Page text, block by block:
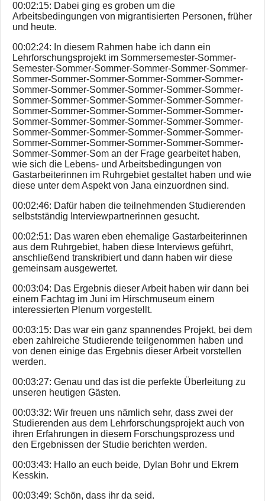
00:02:15: Dabei ging es groben um die
Arbeitsbedingungen von migrantisierten Personen, früher
und heute.
00:02:24: In diesem Rahmen habe ich dann ein
Lehrforschungsprojekt im Sommersemester-Sommer-
Semester-Sommer-Sommer-Sommer-Sommer-Sommer-
Sommer-Sommer-Sommer-Sommer-Sommer-Sommer-
Sommer-Sommer-Sommer-Sommer-Sommer-Sommer-
Sommer-Sommer-Sommer-Sommer-Sommer-Sommer-
Sommer-Sommer-Sommer-Sommer-Sommer-Sommer-
Sommer-Sommer-Sommer-Sommer-Sommer-Sommer-
Sommer-Sommer-Sommer-Sommer-Sommer-Sommer-
Sommer-Sommer-Sommer-Sommer-Sommer-Sommer-
Sommer-Sommer-Som an der Frage gearbeitet haben,
wie sich die Lebens- und Arbeitsbedingungen von
Gastarbeiterinnen im Ruhrgebiet gestaltet haben und wie
diese unter dem Aspekt von Jana einzuordnen sind.
00:02:46: Dafür haben die teilnehmenden Studierenden
selbstständig Interviewpartnerinnen gesucht.
00:02:51: Das waren eben ehemalige Gastarbeiterinnen
aus dem Ruhrgebiet, haben diese Interviews geführt,
anschließend transkribiert und dann haben wir diese
gemeinsam ausgewertet.
00:03:04: Das Ergebnis dieser Arbeit haben wir dann bei
einem Fachtag im Juni im Hirschmuseum einem
interessierten Plenum vorgestellt.
00:03:15: Das war ein ganz spannendes Projekt, bei dem
eben zahlreiche Studierende teilgenommen haben und
von denen einige das Ergebnis dieser Arbeit vorstellen
werden.
00:03:27: Genau und das ist die perfekte Überleitung zu
unseren heutigen Gästen.
00:03:32: Wir freuen uns nämlich sehr, dass zwei der
Studierenden aus dem Lehrforschungsprojekt auch von
ihren Erfahrungen in diesem Forschungsprozess und
den Ergebnissen der Studie berichten werden.
00:03:43: Hallo an euch beide, Dylan Bohr und Ekrem
Kesskin.
00:03:49: Schön, dass ihr da seid.